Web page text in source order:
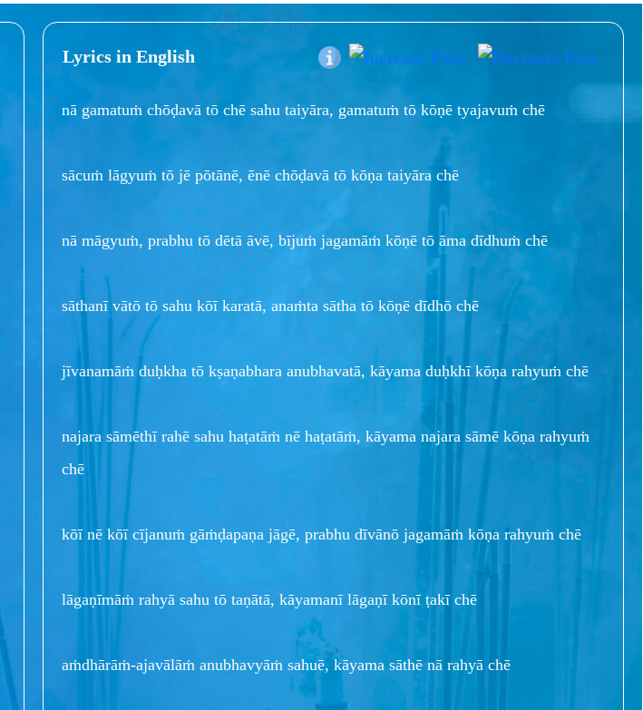
Lyrics in English
nā gamatuṁ chōḍavā tō chē sahu taiyāra, gamatuṁ tō kōṇē tyajavuṁ chē
sācuṁ lāgyuṁ tō jē pōtānē, ēnē chōḍavā tō kōṇa taiyāra chē
nā māgyuṁ, prabhu tō dētā āvē, bījuṁ jagamāṁ kōṇē tō āma dīdhuṁ chē
sāthanī vātō tō sahu kōī karatā, anaṁta sātha tō kōṇē dīdhō chē
jīvanamāṁ duḥkha tō kṣaṇabhara anubhavatā, kāyama duḥkhī kōṇa rahyuṁ chē
najara sāmēthī rahē sahu haṭatāṁ nē haṭatāṁ, kāyama najara sāmē kōṇa rahyuṁ
chē
kōī nē kōī cījanuṁ gāṁḍapaṇa jāgē, prabhu dīvānō jagamāṁ kōṇa rahyuṁ chē
lāgaṇīmāṁ rahyā sahu tō taṇātā, kāyamanī lāgaṇī kōnī ṭakī chē
aṁdhārāṁ-ajavālāṁ anubhavyāṁ sahuē, kāyama sāthē nā rahyā chē